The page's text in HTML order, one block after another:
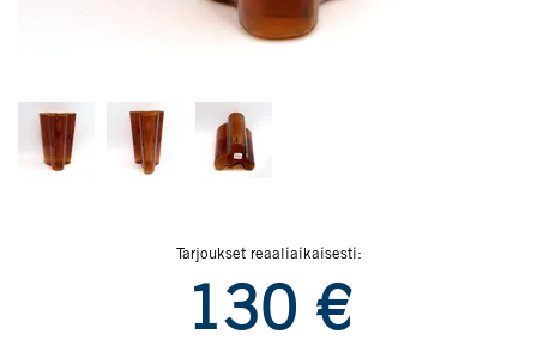
Tarjoukset reaaliaikaisesti:
130 €